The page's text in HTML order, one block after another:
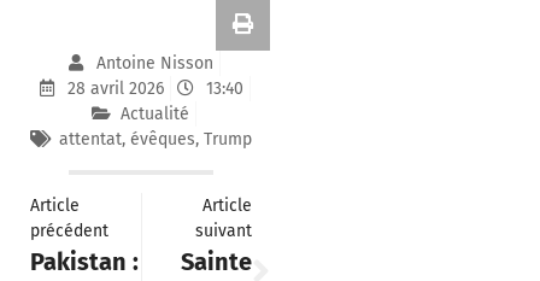
Antoine Nisson
28 avril 2026
13:40
Actualité
attentat, évêques, Trump
Article
précédent
Pakistan :
Article
suivant
Sainte